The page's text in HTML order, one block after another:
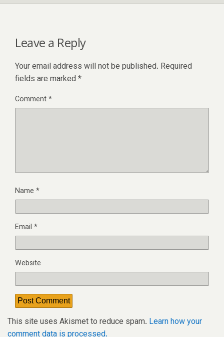
Leave a Reply
Your email address will not be published. Required
fields are marked *
Comment*
Name *
Email *
Website
This site uses Akismet to reduce spam. Learn how your